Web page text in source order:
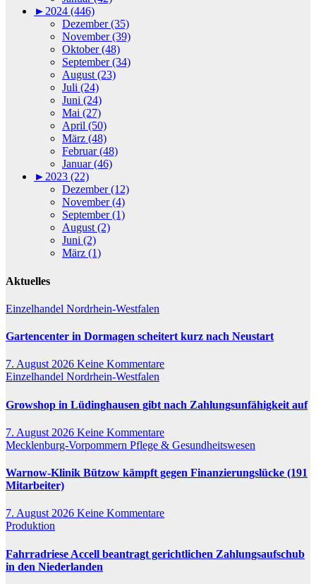
► 2024 (446)
Dezember (35)
November (39)
Oktober (48)
September (34)
August (23)
Juli (24)
Juni (24)
Mai (27)
April (50)
März (48)
Februar (48)
Januar (46)
► 2023 (22)
Dezember (12)
November (4)
September (1)
August (2)
Juni (2)
März (1)
Aktuelles
Einzelhandel Nordrhein-Westfalen
Gartencenter in Dormagen scheitert kurz nach Neustart
7. August 2026 Keine Kommentare
Einzelhandel Nordrhein-Westfalen
Growshop in Lüdinghausen gibt nach Zahlungsunfähigkeit auf
7. August 2026 Keine Kommentare
Mecklenburg-Vorpommern Pflege & Gesundheitswesen
Warnow-Klinik Bützow kämpft gegen Finanzierungslücke (191
Mitarbeiter)
7. August 2026 Keine Kommentare
Produktion
Fahrradriese Accell beantragt gerichtlichen Zahlungsaufschub
in den Niederlanden